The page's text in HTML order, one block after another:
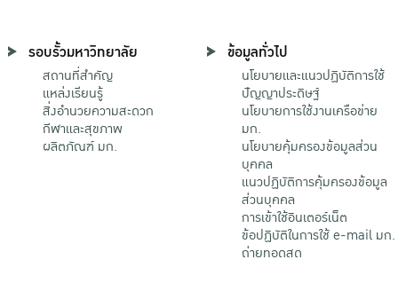
รอบรั้วมหาวิทยาลัย
สถานที่สำคัญ
แหล่งเรียนรู้
สิ่งอำนวยความสะดวก
กีฬาและสุขภาพ
ผลิตภัณฑ์ มก.
ข้อมูลทั่วไป
นโยบายและแนวปฏิบัติการใช้
ปัญญาประดิษฐ์
นโยบายการใช้งานเครือข่าย
มก.
นโยบายคุ้มครองข้อมูลส่วน
บุคคล
แนวปฏิบัติการคุ้มครองข้อมูล
ส่วนบุคคล
การเข้าใช้อินเตอร์เน็ต
ข้อปฏิบัติในการใช้ e-mail มก.
ถ่ายทอดสด